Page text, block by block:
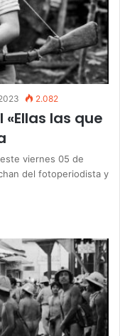
2.082
las que
viernes 05 de
del fotoperiodista y